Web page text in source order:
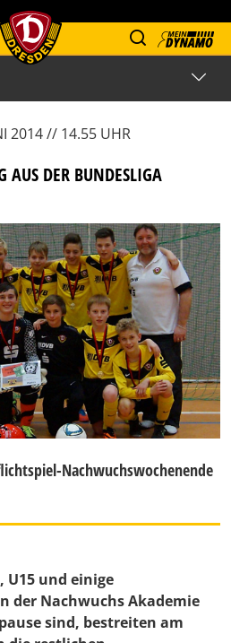
2014 // 14.55 UHR
AUS DER BUNDESLIGA
Nachwuchswochenende
U15 und einige
der Nachwuchs Akademie
sind, bestreiten am